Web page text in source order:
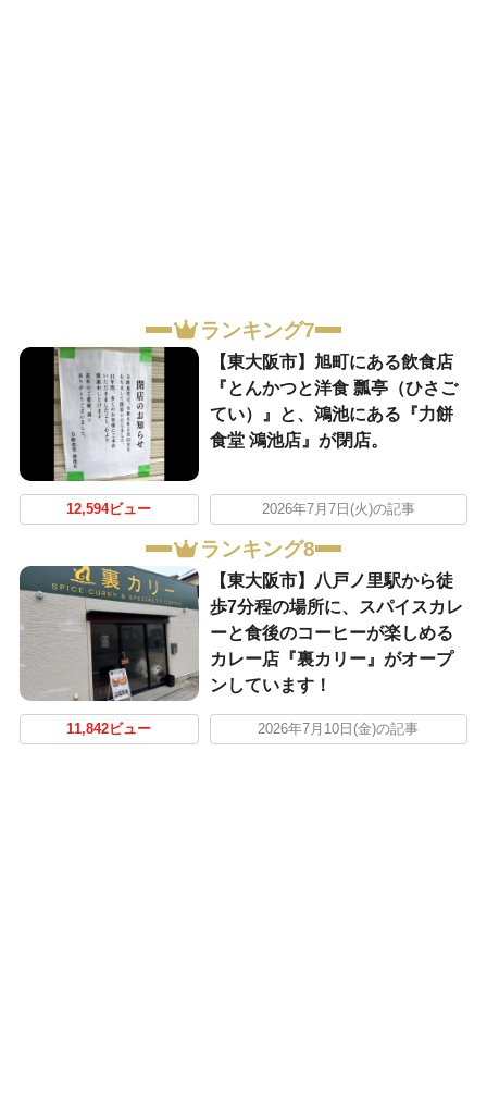
ランキング7
【東大阪市】旭町にある飲食店
『とんかつと洋食 瓢亭（ひさご
てい）』と、鴻池にある『力餅
食堂 鴻池店』が閉店。
12,594ビュー 2026年7月7日(火)の記事
ランキング8
【東大阪市】八戸ノ里駅から徒
歩7分程の場所に、スパイスカレ
ーと食後のコーヒーが楽しめる
カレー店『裏カリー』がオープ
ンしています！
11,842ビュー 2026年7月10日(金)の記事